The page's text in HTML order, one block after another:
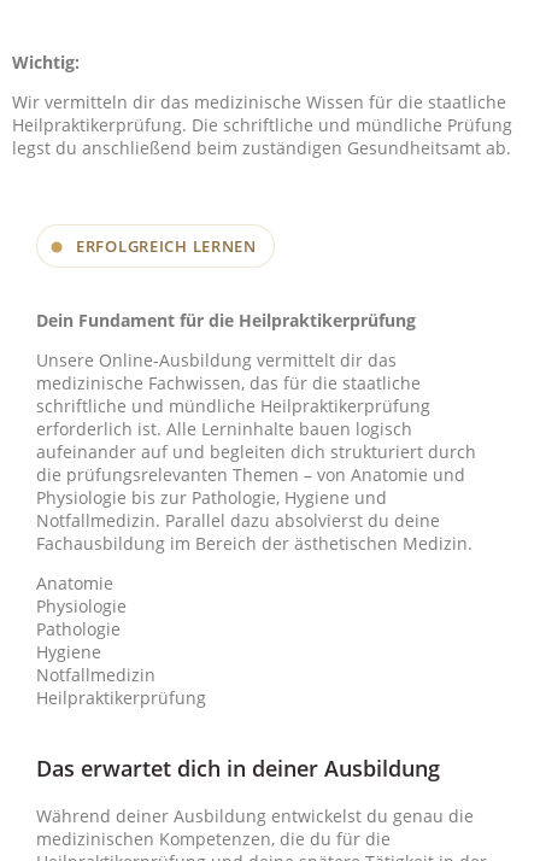
Wichtig:
Wir vermitteln dir das medizinische Wissen für die staatliche
Heilpraktikerprüfung. Die schriftliche und mündliche Prüfung
legst du anschließend beim zuständigen Gesundheitsamt ab.
ERFOLGREICH LERNEN
Dein Fundament für die Heilpraktikerprüfung
Unsere Online-Ausbildung vermittelt dir das
medizinische Fachwissen, das für die staatliche
schriftliche und mündliche Heilpraktikerprüfung
erforderlich ist. Alle Lerninhalte bauen logisch
aufeinander auf und begleiten dich strukturiert durch
die prüfungsrelevanten Themen – von Anatomie und
Physiologie bis zur Pathologie, Hygiene und
Notfallmedizin. Parallel dazu absolvierst du deine
Fachausbildung im Bereich der ästhetischen Medizin.
Anatomie
Physiologie
Pathologie
Hygiene
Notfallmedizin
Heilpraktikerprüfung
Das erwartet dich in deiner Ausbildung
Während deiner Ausbildung entwickelst du genau die
medizinischen Kompetenzen, die du für die